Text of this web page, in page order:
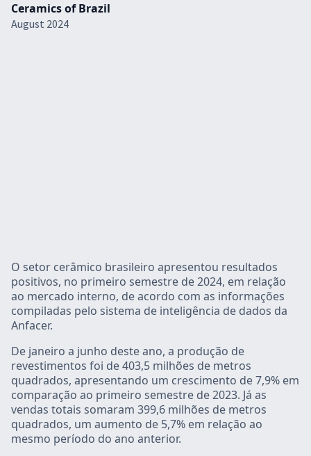
Ceramics of Brazil
August 2024
O setor cerâmico brasileiro apresentou resultados
positivos, no primeiro semestre de 2024, em relação
ao mercado interno, de acordo com as informações
compiladas pelo sistema de inteligência de dados da
Anfacer.
De janeiro a junho deste ano, a produção de
revestimentos foi de 403,5 milhões de metros
quadrados, apresentando um crescimento de 7,9% em
comparação ao primeiro semestre de 2023. Já as
vendas totais somaram 399,6 milhões de metros
quadrados, um aumento de 5,7% em relação ao
mesmo período do ano anterior.